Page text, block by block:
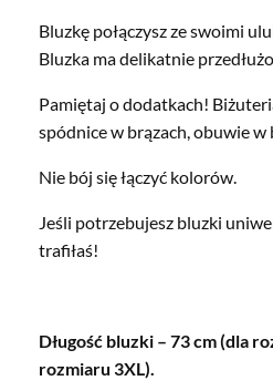
Bluzkę połączysz ze swoimi
Bluzka ma delikatnie
Pamiętaj o dodatkach!
spódnice w brązach, obuwie
Nie bój się łączyć kolorów.
Jeśli potrzebujesz bluzki
trafiłaś!
Długość bluzki – 73 cm (dla
rozmiaru 3XL).